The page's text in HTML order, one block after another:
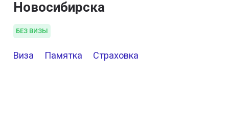
Новосибирска
БЕЗ ВИЗЫ
Виза Памятка Страховка